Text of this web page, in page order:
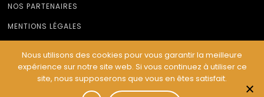
NOS PARTENAIRES
MENTIONS LÉGALES
© Le Musicodrome 2022 - Webdesign :Cereal Concept
Nous utilisons des cookies pour vous garantir la meilleure
expérience sur notre site web. Si vous continuez à utiliser ce
site, nous supposerons que vous en êtes satisfait.